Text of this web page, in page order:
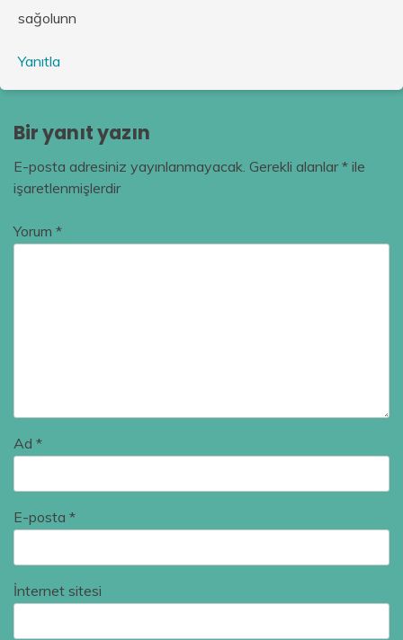
sağolunn
Yanıtla
Bir yanıt yazın
E-posta adresiniz yayınlanmayacak. Gerekli alanlar* ile
işaretlenmişlerdir
Yorum *
Ad *
E-posta *
İnternet sitesi